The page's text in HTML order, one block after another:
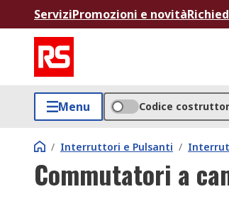
ServiziPromozioni e novità
Menu Codice
/ Interruttori e Pulsanti /
Commutatori a